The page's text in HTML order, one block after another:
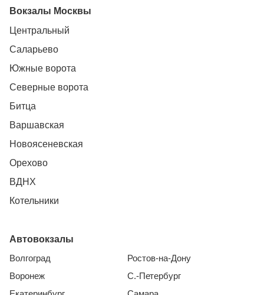
Вокзалы Москвы
Центральный
Саларьево
Южные ворота
Северные ворота
Битца
Варшавская
Новоясеневская
Орехово
ВДНХ
Котельники
Автовокзалы
Волгоград
Воронеж
Ростов-на-Дону
С.-Петербург